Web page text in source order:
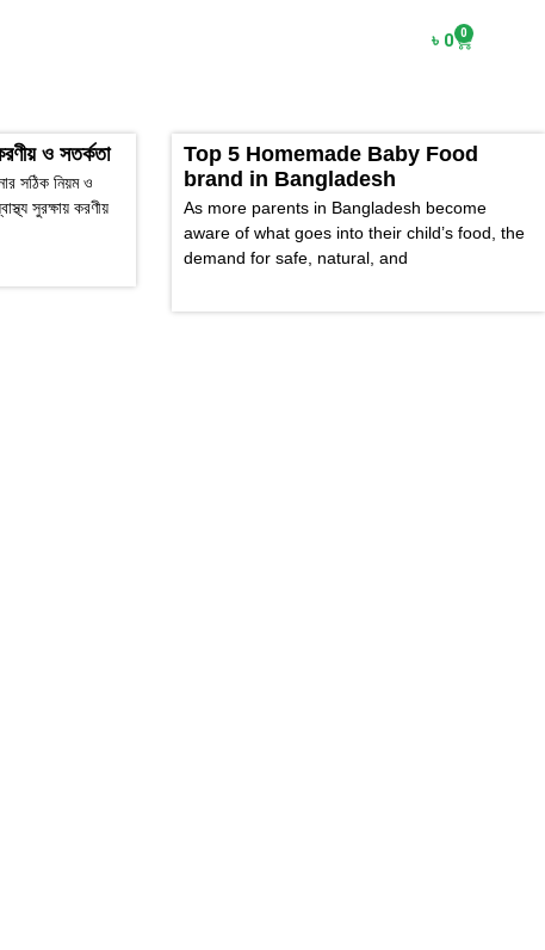
৳ 0 0
ও সতর্কতা
সঠিক নিয়ম ও
সুরক্ষায় করণীয়
Top 5 Homemade Baby Food
brand in Bangladesh
As more parents in Bangladesh become
aware of what goes into their child’s food, the
demand for safe, natural, and